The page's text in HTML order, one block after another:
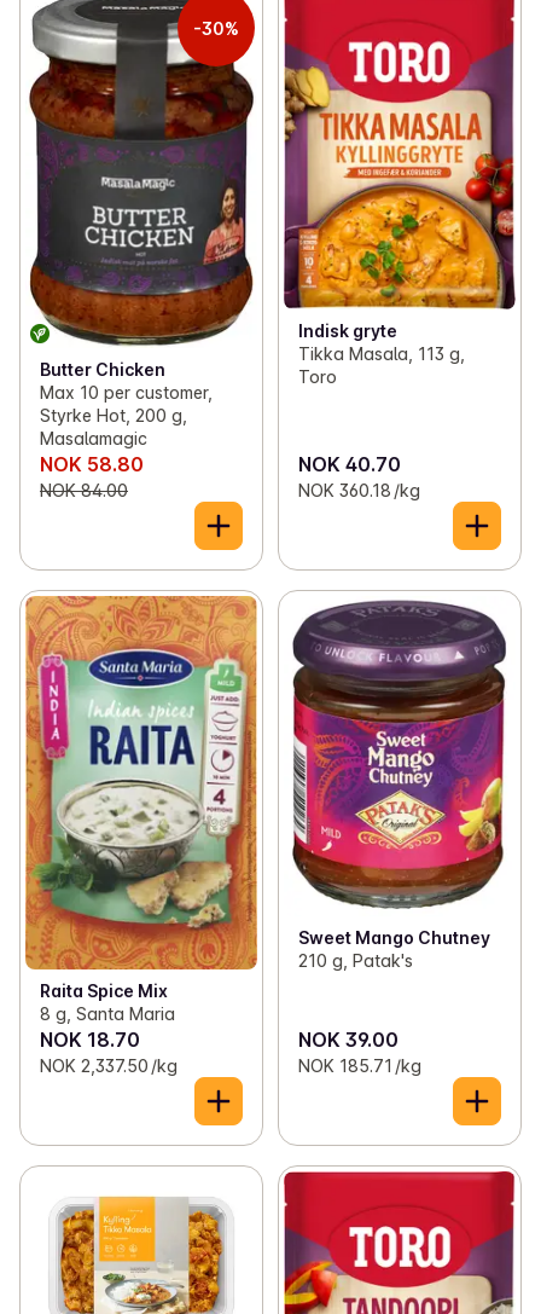
-30%
Butter Chicken
Max 10 per customer,
Styrke Hot, 200 g,
Masalamagic
NOK 58.80
NOK 84.00
Indisk gryte
Tikka Masala, 113 g,
Toro
NOK 40.70
NOK 360.18 /kg
Raita Spice Mix
8 g, Santa Maria
NOK 18.70
NOK 2,337.50 /kg
Sweet Mango Chutney
210 g, Patak's
NOK 39.00
NOK 185.71 /kg